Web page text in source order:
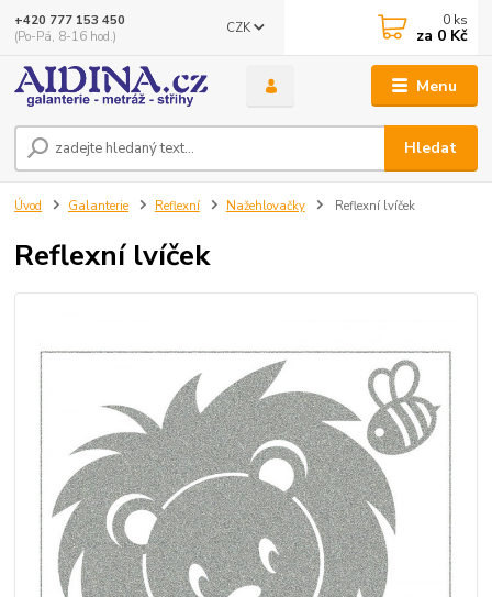
Menu
CZK
Hledat
+420 777 153 450
(Po-Pá, 8-16 hod.)
0 ks
za 0 Kč
Úvod Galanterie Reflexní Nažehlovačky Reflexní lvíček
Reflexní lvíček